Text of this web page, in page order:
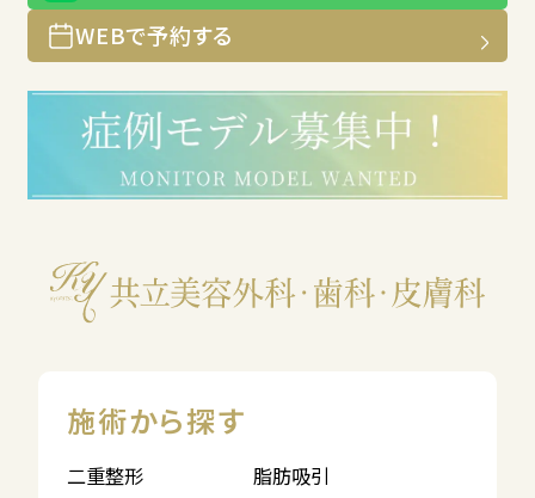
WEBで予約する
施術から探す
二重整形
脂肪吸引